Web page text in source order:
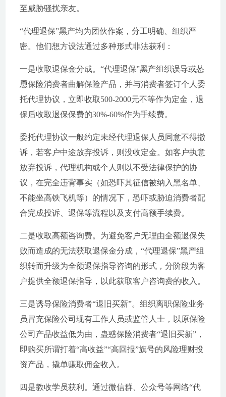
至威胁骚扰亲友。
“代理退保”黑产均为团伙作案，分工明确、组织严
密。他们想方设法通过多种形式非法获利：
一是收取退保金分成。“代理退保”黑产组织误导或怂
恿保险消费者曲解保险产品，并与消费者签订个人委
托代理协议，立即收取500-2000元不等作为定金，退
保后收取退保保费的30%-60%作为手续费。
委托代理协议一般约定未经代理退保人员同意不得撤
诉，若客户中途放弃投诉，则没收定金。如客户执意
放弃投诉，代理机构或个人则以不受法律保护的协
议，在完全违背事实（如恐吓其征信被纳入黑名单、
不能坐高铁飞机等）的情况下，恐吓或胁迫消费者配
合完成投诉、退保等流程以及支付高额手续费。
二是收取高额咨询费。为避免客户无理由全额退保失
败而造成的无法获取退保金分成，“代理退保”黑产组
织转而升级为全额退保指导咨询的形式，分阶段为客
户提供全额退保指导，以此获取客户咨询费的收入。
三是诱导保险消费者“退旧买新”。组织离职保险业务
员冒充保险公司现有工作人员或监管人士，以原保险
公司产品收益低为由，蛊惑保险消费者“退旧买新”，
即购买所谓打着“高收益”“高回报”旗号的风险理财投
资产品，撬单赚取佣金收入。
四是教收学员获利。通过微信群、公众号等网络“代